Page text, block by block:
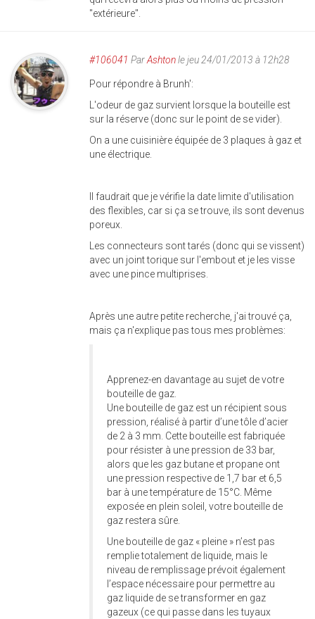
"extérieure".
#106041 ParAshtonle jeu 24/01/2013 à 12h28
Pour répondre à Brunh':
L'odeur de gaz survient lorsque la bouteille est
sur la réserve (donc sur le point de se vider).
On a une cuisinière équipée de 3 plaques à gaz et
une électrique.
Il faudrait que je vérifie la date limite d'utilisation
des flexibles, car si ça se trouve, ils sont devenus
poreux.
Les connecteurs sont tarés (donc qui se vissent)
avec un joint torique sur l'embout et je les visse
avec une pince multiprises.
Après une autre petite recherche, j'ai trouvé ça,
mais ça n'explique pas tous mes problèmes:
Apprenez-en davantage au sujet de votre
bouteille de gaz.
Une bouteille de gaz est un récipient sous
pression, réalisé à partir d’une tôle d’acier
de 2 à 3 mm. Cette bouteille est fabriquée
pour résister à une pression de 33 bar,
alors que les gaz butane et propane ont
une pression respective de 1,7 bar et 6,5
bar à une température de 15°C. Même
exposée en plein soleil, votre bouteille de
gaz restera sûre.
Une bouteille de gaz « pleine » n’est pas
remplie totalement de liquide, mais le
niveau de remplissage prévoit également
l’espace nécessaire pour permettre au
gaz liquide de se transformer en gaz
gazeux (ce qui passe dans les tuyaux